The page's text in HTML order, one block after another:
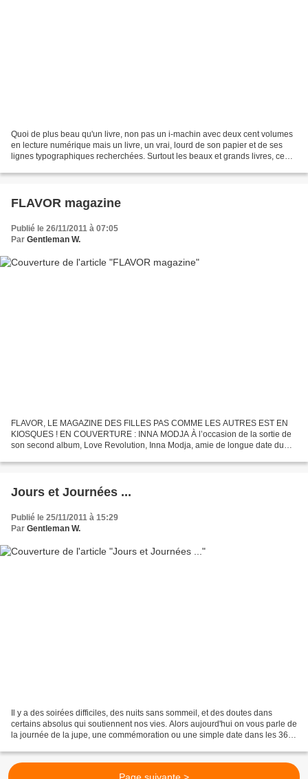
Quoi de plus beau qu'un livre, non pas un i-machin avec deux cent volumes
en lecture numérique mais un livre, un vrai, lourd de son papier et de ses
lignes typographiques recherchées. Surtout les beaux et grands livres, ceux
FLAVOR magazine
Publié le 26/11/2011 à 07:05
Par Gentleman W.
FLAVOR, LE MAGAZINE DES FILLES PAS COMME LES AUTRES EST EN
KIOSQUES ! EN COUVERTURE : INNA MODJA À l’occasion de la sortie de
son second album, Love Revolution, Inna Modja, amie de longue date du
Jours et Journées ...
Publié le 25/11/2011 à 15:29
Par Gentleman W.
Il y a des soirées difficiles, des nuits sans sommeil, et des doutes dans
certains absolus qui soutiennent nos vies. Alors aujourd'hui on vous parle de
la journée de la jupe, une commémoration ou une simple date dans les 365
Page suivante >